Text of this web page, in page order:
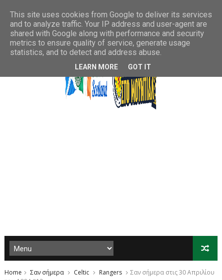
Home Σαν σήμερα Celtic Rangers
Σαν σήμερα στις 30 Απριλίου
This site uses cookies from Google to deliver its services
and to analyze traffic. Your IP address and user-agent are
shared with Google along with performance and security
metrics to ensure quality of service, generate usage
statistics, and to detect and address abuse.
LEARN MORE GOT IT